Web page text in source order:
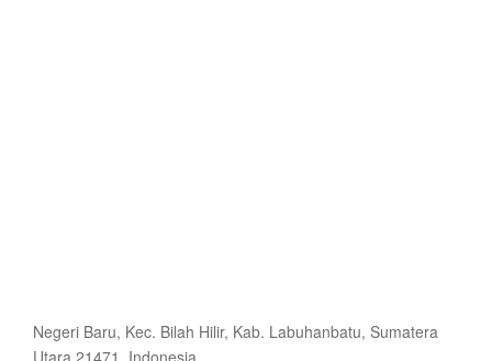
Negeri Baru, Kec. Bilah Hilir, Kab. Labuhanbatu, Sumatera
Utara 21471, Indonesia